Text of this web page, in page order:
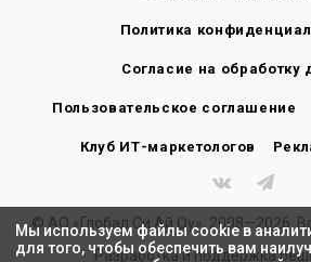
Политика
Согласие на обработку
Пользовательское соглашение
Клуб ИТ-маркетологов
© АО «Глобал Си Ай Оу», 2008—2026.
Разработка и поддержка
Мы используем файлы cookie в
для того, чтобы обеспечить вам